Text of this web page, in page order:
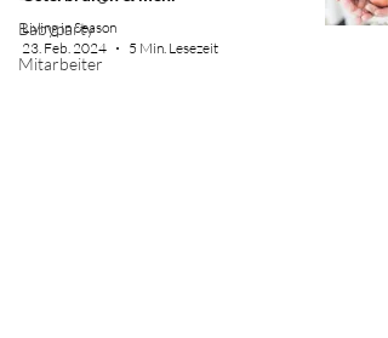
Babyparty
Mitarbeiter
Living in Season
23. Feb. 2024
5 Min. Lesezeit